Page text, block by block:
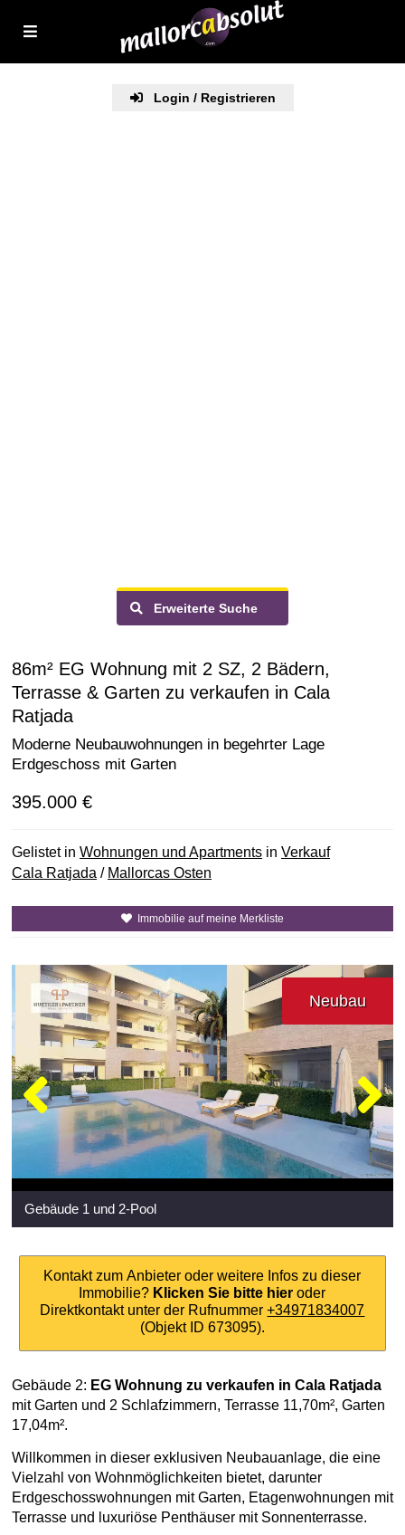
Login / Registrieren
Erweiterte Suche
86m² EG Wohnung mit 2 SZ, 2 Bädern,
Terrasse & Garten zu verkaufen in Cala
Ratjada
Moderne Neubauwohnungen in begehrter Lage
Erdgeschoss mit Garten
395.000 €
Gelistet in Wohnungen und Apartments in Verkauf
Cala Ratjada / Mallorcas Osten
Immobilie auf meine Merkliste
Neubau
Gebäude 1 und 2-Pool
Kontakt zum Anbieter oder weitere Infos zu dieser
Immobilie? Klicken Sie bitte hier oder
Direktkontakt unter der Rufnummer+34971834007
(Objekt ID 673095).
Gebäude 2: EG Wohnung zu verkaufen in Cala Ratjada
mit Garten und 2 Schlafzimmern, Terrasse 11,70m², Garten
17,04m².
Willkommen in dieser exklusiven Neubauanlage, die eine
Vielzahl von Wohnmöglichkeiten bietet, darunter
Erdgeschosswohnungen mit Garten, Etagenwohnungen mit
Terrasse und luxuriöse Penthäuser mit Sonnenterrasse.